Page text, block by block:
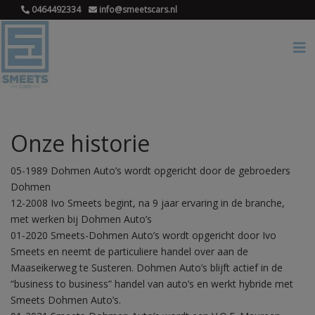
0464492334 info@smeetscars.nl
Onze historie
05-1989 Dohmen Auto’s wordt opgericht door de gebroeders
Dohmen
12-2008 Ivo Smeets begint, na 9 jaar ervaring in de branche,
met werken bij Dohmen Auto’s
01-2020 Smeets-Dohmen Auto’s wordt opgericht door Ivo
Smeets en neemt de particuliere handel over aan de
Maaseikerweg te Susteren. Dohmen Auto’s blijft actief in de
“business to business” handel van auto’s en werkt hybride met
Smeets Dohmen Auto’s.